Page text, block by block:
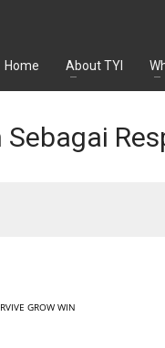
Home About TYI
GROW WIN